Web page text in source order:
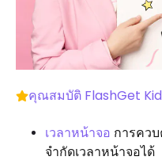
คุณสมบัติ FlashGet
เวลาหน้าจอ การคว
จำกัดเวลาหน้าจอได้